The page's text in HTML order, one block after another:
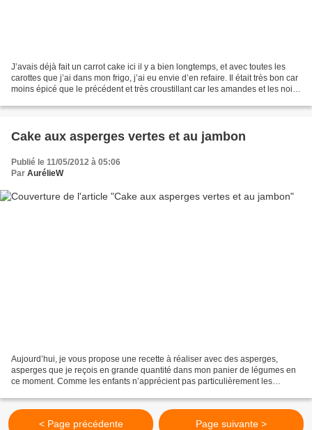
J’avais déjà fait un carrot cake ici il y a bien longtemps, et avec toutes les
carottes que j’ai dans mon frigo, j’ai eu envie d’en refaire. Il était très bon car
moins épicé que le précédent et très croustillant car les amandes et les noix
Cake aux asperges vertes et au jambon
Publié le 11/05/2012 à 05:06
Par AurélieW
Aujourd’hui, je vous propose une recette à réaliser avec des asperges,
asperges que je reçois en grande quantité dans mon panier de légumes en
ce moment. Comme les enfants n’apprécient pas particulièrement les
< Page précédente Page suivante >